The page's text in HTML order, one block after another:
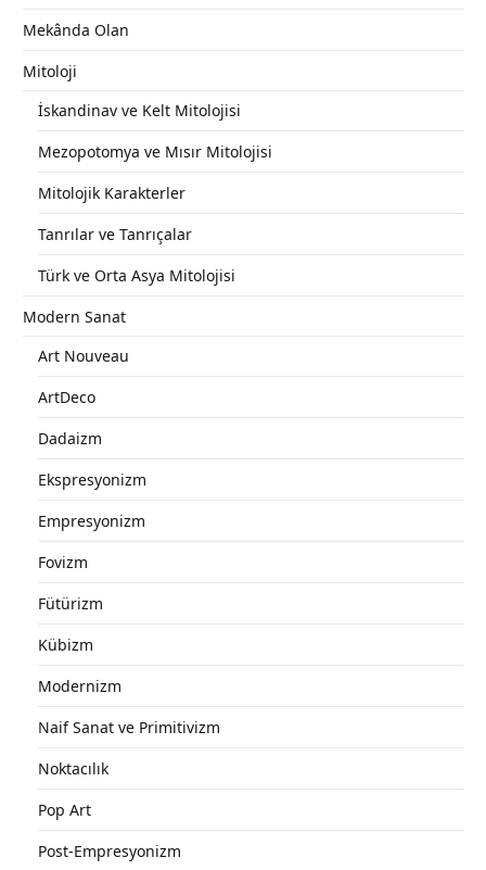
Mekânda Olan
Mitoloji
İskandinav ve Kelt Mitolojisi
Mezopotomya ve Mısır Mitolojisi
Mitolojik Karakterler
Tanrılar ve Tanrıçalar
Türk ve Orta Asya Mitolojisi
Modern Sanat
Art Nouveau
ArtDeco
Dadaizm
Ekspresyonizm
Empresyonizm
Fovizm
Fütürizm
Kübizm
Modernizm
Naif Sanat ve Primitivizm
Noktacılık
Pop Art
Post-Empresyonizm